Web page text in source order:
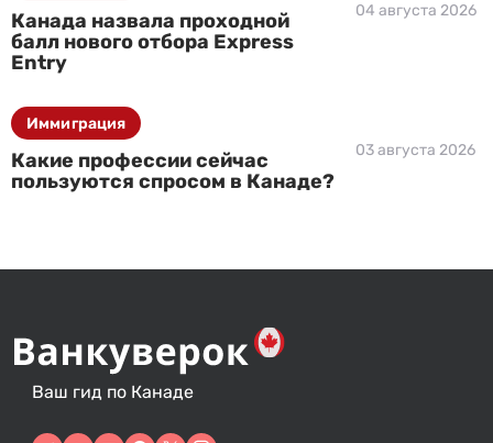
Канада назвала проходной
балл нового отбора Express
Entry
04 августа 2026
Какие профессии сейчас
пользуются спросом в Канаде?
03 августа 2026
Иммиграция
Ваш гид по Канаде